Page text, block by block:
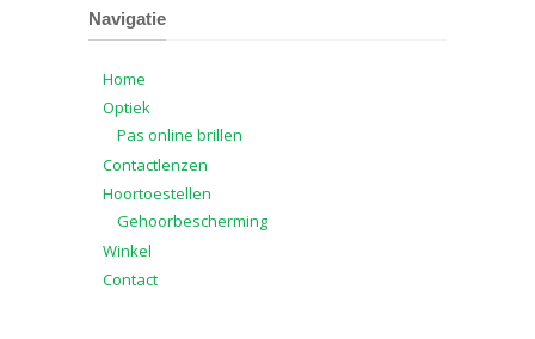
Navigatie
Home
Optiek
Pas online brillen
Contactlenzen
Hoortoestellen
Gehoorbescherming
Winkel
Contact